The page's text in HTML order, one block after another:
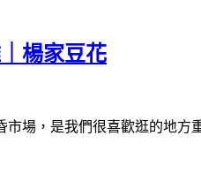
楊家豆花
場，是我們很喜歡逛的地